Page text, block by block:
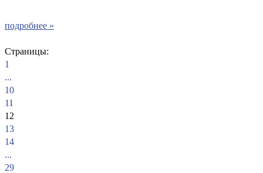
подробнее »
Страницы:
1
...
10
11
12
13
14
...
29